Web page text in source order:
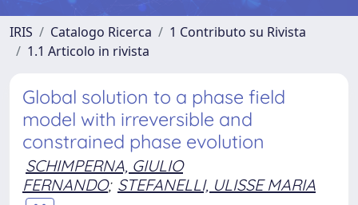
IRIS Catalogo Ricerca
1 Contributo su Rivista
1.1 Articolo in rivista
Global solution to a phase field
model with irreversible and
constrained phase evolution
SCHIMPERNA, GIULIO
FERNANDO; STEFANELLI, ULISSE MARIA